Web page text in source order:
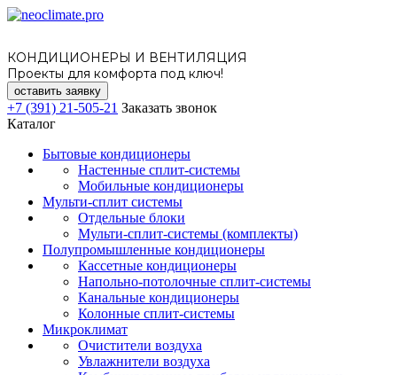
КОНДИЦИОНЕРЫ И ВЕНТИЛЯЦИЯ
Проекты для комфорта под ключ!
оставить заявку
+7 (391) 21-505-21 Заказать звонок
Каталог
Бытовые кондиционеры
Настенные сплит-системы
Мобильные кондиционеры
Мульти-сплит системы
Отдельные блоки
Мульти-сплит-системы (комплекты)
Полупромышленные кондиционеры
Кассетные кондиционеры
Напольно-потолочные сплит-системы
Канальные кондиционеры
Колонные сплит-системы
Микроклимат
Очистители воздуха
Увлажнители воздуха